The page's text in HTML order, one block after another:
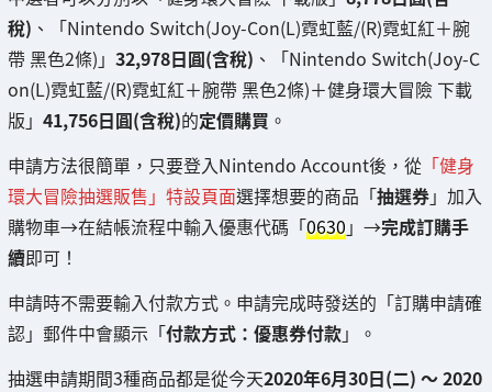
稅) 、「Nintendo Switch(Joy-Con(L)霓虹藍/(R)霓虹紅＋腕
帶 黑色2條)」 32,978日圓(含稅) 、「Nintendo Switch(Joy-C
on(L)霓虹藍/(R)霓虹紅＋腕帶 黑色2條)＋健身環大冒險 下載
版」 41,756日圓(含稅)的定價購買 。
申請方法很簡單，只要登入Nintendo Account後，從 「健身
環大冒險抽選販售」特設頁面選擇想要的商品「抽選券」加入
購物車→在結帳流程中輸入優惠代碼「0630」→完成訂購手
續即可！
申請時不需要輸入付款方式。申請完成時發送的「訂購申請確
認」郵件中會顯示「付款方式：優惠券付款」。
抽選申請期間3種商品都是從今天2020年6月30日(二) ～ 2020